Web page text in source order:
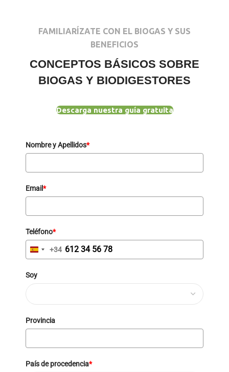
FAMILIARÍZATE CON EL BIOGAS Y SUS
BENEFICIOS
CONCEPTOS BÁSICOS SOBRE
BIOGAS Y BIODIGESTORES
Descarga nuestra guía gratuita
Nombre y Apellidos*
Email*
Teléfono*
Spain+34
Soy
Provincia
País de procedencia*